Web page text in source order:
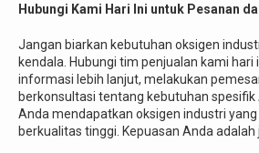
Hubungi Kami Hari Ini untuk Pesanan
Jangan biarkan kebutuhan oksigen
kendala. Hubungi tim penjualan kami
informasi lebih lanjut, melakukan
berkonsultasi tentang kebutuhan spesifik
Anda mendapatkan oksigen industri
berkualitas tinggi. Kepuasan Anda